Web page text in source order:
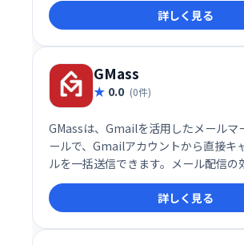
詳しく見る
GMass
0.0 (0件)
GMassは、Gmailを活用したメールマ
ールで、Gmailアカウントから直接キ
ルを一括送信できます。メール配信の
を実現し、ビジネスの成長をサポー
グインです。
詳しく見る